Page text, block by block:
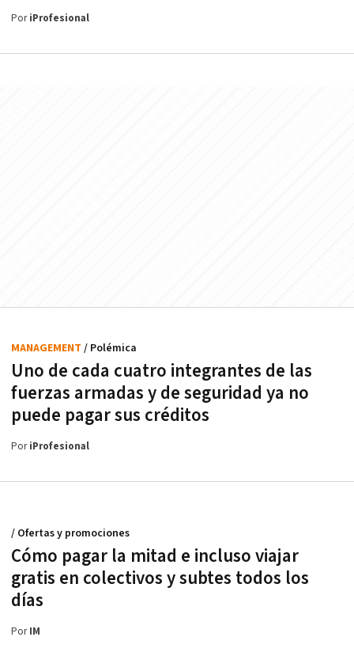
PoriProfesional
Uno de cada cuatro integrantes de las
fuerzas armadas y de seguridad ya no
puede pagar sus créditos
MANAGEMENT / Polémica
PoriProfesional
Cómo pagar la mitad e incluso viajar
gratis en colectivos y subtes todos los
días
/ Ofertas y promociones
PorIM